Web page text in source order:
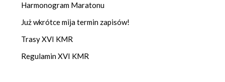
Harmonogram Maratonu
Już wkrótce mija termin zapisów!
Trasy XVI KMR
Regulamin XVI KMR